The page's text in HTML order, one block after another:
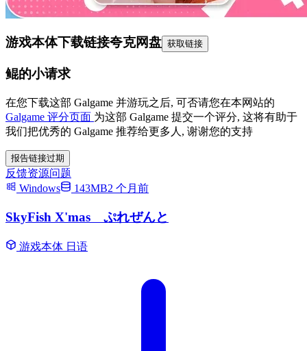
游戏本体下载链接夸克网盘 获取链接
鲲的小请求
在您下载这部 Galgame 并游玩之后, 可否请您在本网站的
Galgame 评分页面 为这部 Galgame 提交一个评分, 这将有助于
我们把优秀的 Galgame 推荐给更多人, 谢谢您的支持
报告链接过期
反馈资源问题
Windows
143MB2 个月前
SkyFish X'mas ぷれぜんと
游戏本体 日语